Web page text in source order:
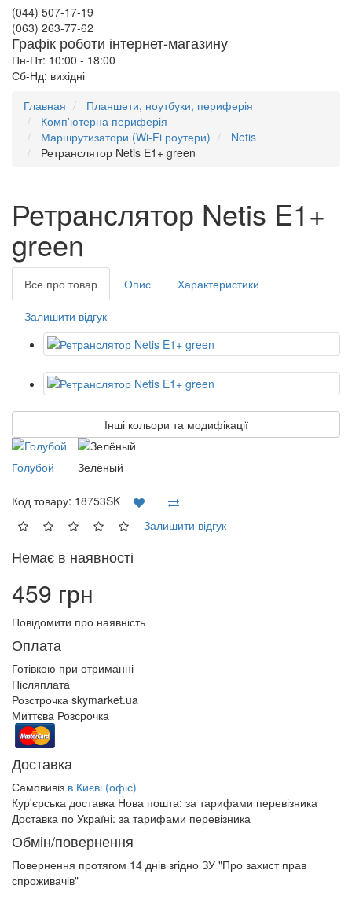
(044) 507-17-19
(063) 263-77-62
Графік роботи інтернет-магазину
Пн-Пт: 10:00 - 18:00
Сб-Нд: вихідні
Главная
Планшети, ноутбуки, периферія
Комп'ютерна периферія
Маршрутизатори (Wi-Fi роутери)
Netis
Ретранслятор Netis E1+ green
Ретранслятор Netis E1+
green
Все про товар Опис Характеристики
Залишити відгук
Інші кольори та модифікації
Голубой Зелёный
Код товару: 18753SK
Залишити відгук
Немає в наявності
459 грн
Повідомити про наявність
Оплата
Готівкою при отриманні
Післяплата
Розстрочка skymarket.ua
Миттєва Розсрочка
Доставка
Самовивіз в Києві (офіс)
Кур'єрська доставка Нова пошта: за тарифами перевізника
Доставка по Україні: за тарифами перевізника
Обмін/повернення
Повернення протягом 14 днів згідно ЗУ "Про захист прав
спроживачів"